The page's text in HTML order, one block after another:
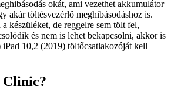
okát, ami vezethet akkumulátor
akár töltésvezérlő meghibásodáshoz is.
készüléket, de reggelre sem tölt fel,
és nem is lehet bekapcsolni, akkor is
iPad 10,2 (2019) töltőcsatlakozóját kell